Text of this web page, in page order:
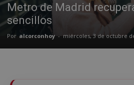
Metro de Madrid
sencillos
Por alcorconhoy - miércoles, 3 de octubre